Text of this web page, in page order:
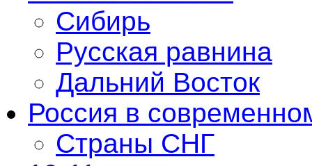
Сибирь
Русская равнина
Дальний Восток
Россия в
Страны СНГ